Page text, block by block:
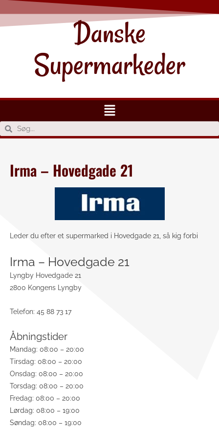
Danske
Supermarkeder
Irma – Hovedgade 21
Leder du efter et supermarked i Hovedgade 21, så kig forbi
Irma – Hovedgade 21
Lyngby Hovedgade 21
2800 Kongens Lyngby
Telefon: 45 88 73 17
Åbningstider
Mandag: 08:00 – 20:00
Tirsdag: 08:00 – 20:00
Onsdag: 08:00 – 20:00
Torsdag: 08:00 – 20:00
Fredag: 08:00 – 20:00
Lørdag: 08:00 – 19:00
Søndag: 08:00 – 19:00